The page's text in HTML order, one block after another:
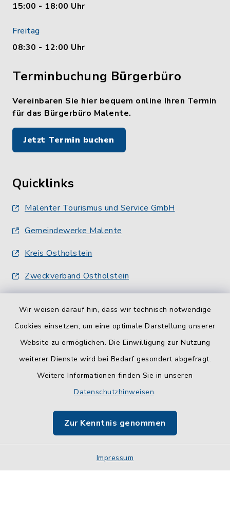
Wir weisen darauf hin, dass wir technisch notwendige
Cookies einsetzen, um eine optimale Darstellung unserer
Website zu ermöglichen. Die Einwilligung zur Nutzung
weiterer Dienste wird bei Bedarf gesondert abgefragt.
Weitere Informationen finden Sie in unseren
Datenschutzhinweisen.
Zur Kenntnis genommen
Impressum
15:00 - 18:00 Uhr
Freitag
08:30 - 12:00 Uhr
Terminbuchung Bürgerbüro
Vereinbaren Sie hier bequem online Ihren Termin
für das Bürgerbüro Malente.
Jetzt Termin buchen
Quicklinks
Malenter Tourismus und Service GmbH
Gemeindewerke Malente
Kreis Ostholstein
Zweckverband Ostholstein
Barrierefreiheit
Impressum
Sitemap